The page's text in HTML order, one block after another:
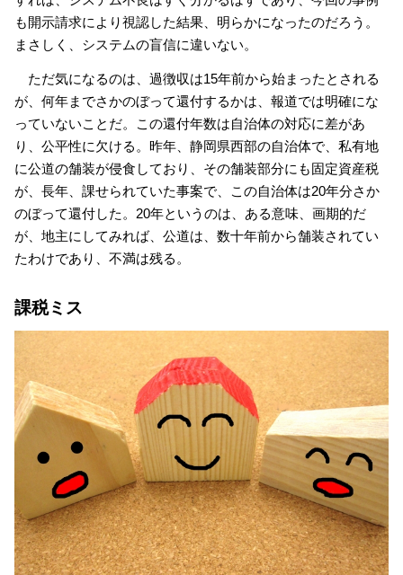
も開示請求により視認した結果、明らかになったのだろう。
まさしく、システムの盲信に違いない。
ただ気になるのは、過徴収は15年前から始まったとされる
が、何年までさかのぼって還付するかは、報道では明確にな
っていないことだ。この還付年数は自治体の対応に差があ
り、公平性に欠ける。昨年、静岡県西部の自治体で、私有地
に公道の舗装が侵食しており、その舗装部分にも固定資産税
が、長年、課せられていた事案で、この自治体は20年分さか
のぼって還付した。20年というのは、ある意味、画期的だ
が、地主にしてみれば、公道は、数十年前から舗装されてい
たわけであり、不満は残る。
課税ミス